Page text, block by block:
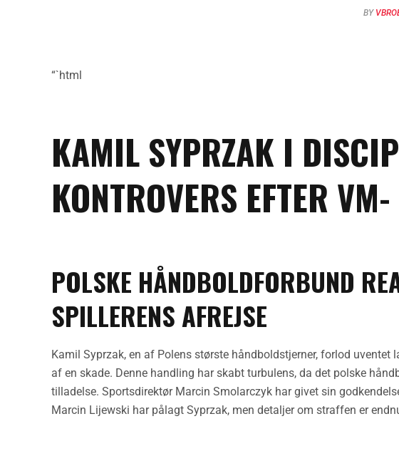
BY
“`html
KAMIL SYPRZAK I
KONTROVERS EFTER
POLSKE HÅNDBOLDFORBUND
SPILLERENS AFREJSE
Kamil Syprzak, en af Polens største håndboldstjerner, forlod uventet
af en skade. Denne handling har skabt turbulens, da det polske
tilladelse. Sportsdirektør Marcin Smolarczyk har givet sin
Marcin Lijewski har pålagt Syprzak, men detaljer om straffen er